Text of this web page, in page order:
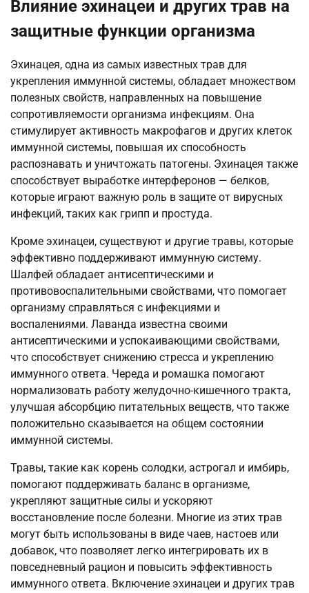
Влияние эхинацеи и других трав на
защитные функции организма
Эхинацея, одна из самых известных трав для
укрепления иммунной системы, обладает множеством
полезных свойств, направленных на повышение
сопротивляемости организма инфекциям. Она
стимулирует активность макрофагов и других клеток
иммунной системы, повышая их способность
распознавать и уничтожать патогены. Эхинацея также
способствует выработке интерферонов — белков,
которые играют важную роль в защите от вирусных
инфекций, таких как грипп и простуда.
Кроме эхинацеи, существуют и другие травы, которые
эффективно поддерживают иммунную систему.
Шалфей обладает антисептическими и
противовоспалительными свойствами, что помогает
организму справляться с инфекциями и
воспалениями. Лаванда известна своими
антисептическими и успокаивающими свойствами,
что способствует снижению стресса и укреплению
иммунного ответа. Череда и ромашка помогают
нормализовать работу желудочно-кишечного тракта,
улучшая абсорбцию питательных веществ, что также
положительно сказывается на общем состоянии
иммунной системы.
Травы, такие как корень солодки, астрогал и имбирь,
помогают поддерживать баланс в организме,
укрепляют защитные силы и ускоряют
восстановление после болезни. Многие из этих трав
могут быть использованы в виде чаев, настоев или
добавок, что позволяет легко интегрировать их в
повседневный рацион и повысить эффективность
иммунного ответа. Включение эхинацеи и других трав